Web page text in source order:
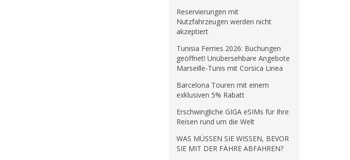
Reservierungen mit
Nutzfahrzeugen werden nicht
akzeptiert
Tunisia Ferries 2026: Buchungen
geöffnet! Unübersehbare Angebote
Marseille-Tunis mit Corsica Linea
Barcelona Touren mit einem
exklusiven 5% Rabatt
Erschwingliche GIGA eSIMs für Ihre
Reisen rund um die Welt
WAS MÜSSEN SIE WISSEN, BEVOR
SIE MIT DER FÄHRE ABFAHREN?